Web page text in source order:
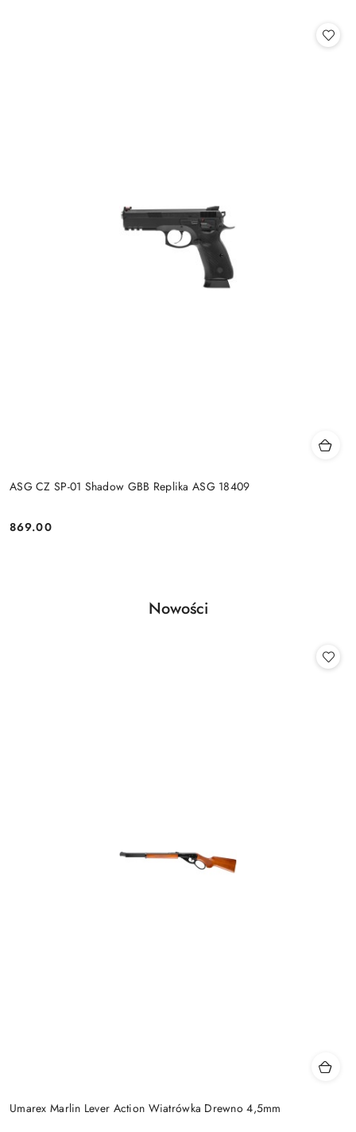
ASG CZ SP-01 Shadow GBB Replika ASG 18409
Cena:
869.00
Pomiń karuzelę produktów
Produkty
Nowości
Umarex Marlin Lever Action Wiatrówka Drewno 4,5mm